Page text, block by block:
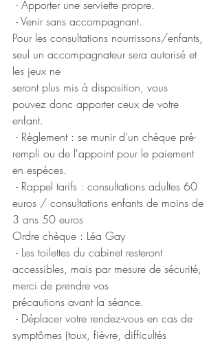
- Apporter une serviette propre.
- Venir sans accompagnant.
Pour les consultations nourrissons/enfants,
seul un accompagnateur sera autorisé et
les jeux ne
seront plus mis à disposition, vous
pouvez donc apporter ceux de votre
enfant.
rempli ou de l'appoint pour le paiement
en espèces.
euros / consultations enfants de moins de
3 ans 50 euros
Ordre chèque : Léa Gay
accessibles, mais par mesure de sécurité,
merci de prendre vos
précautions avant la séance.
symptômes (toux, fièvre, difficultés